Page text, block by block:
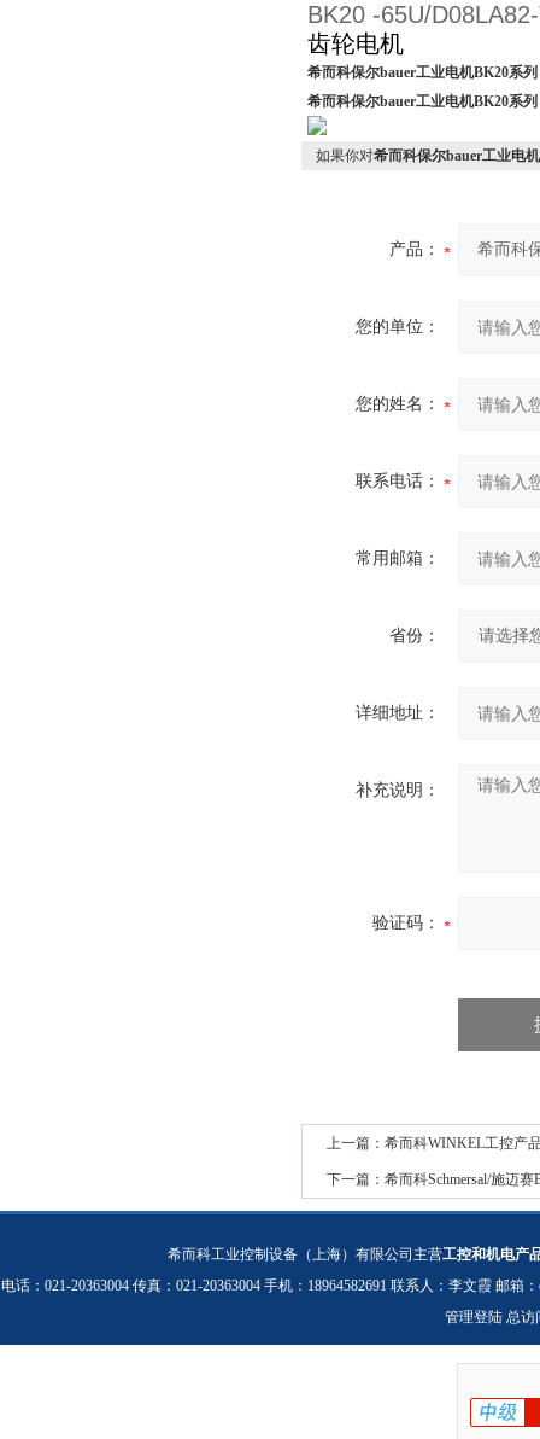
BK20 -65U/
齿轮电机
希而科保尔bauer工业电机BK20系列
希而科保尔bauer工业电机BK20系列
如果你对希而科保尔bauer工业电
产品：
您的单位：
您的姓名：
联系电话：
常用邮箱：
省份：
详细地址：
补充说明：
验证码：
上一篇： 希而科WINKEL工控产
下一篇： 希而科Schmersal/施迈赛
希而科工业控制设备（上海）有限公司主营工控和机电产
电话：021-20363004 传真：021-20363004 手机：18964582691 联系人：李文霞 邮箱：
管理登陆 总访